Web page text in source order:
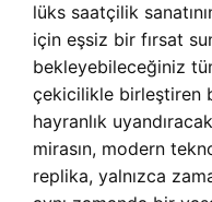
lüks saatçilik
için eşsiz bir fırsat
bekleyebileceğiniz
çekicilikle birleştiren
hayranlık
mirasın, modern
replika, yalnızca